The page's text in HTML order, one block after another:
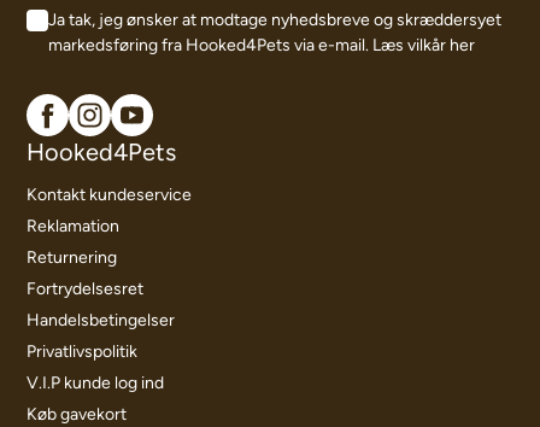
Ja tak, jeg ønsker at modtage nyhedsbreve og skræddersyet
markedsføring fra Hooked4Pets via e-mail. Læs vilkår her
Hooked4Pets
Kontakt kundeservice
Reklamation
Returnering
Fortrydelsesret
Handelsbetingelser
Privatlivspolitik
V.I.P kunde log ind
Køb gavekort